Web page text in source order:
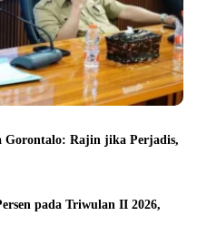
Gorontalo: Rajin jika Perjadis,
pada Triwulan II 2026,